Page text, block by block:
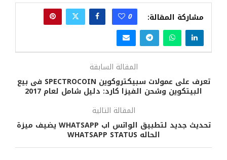
مشاركة المقالة: 0
المقالة السابقة
تعرف على عمولات سبيكتروكوين SPECTROCOIN فى بيع
البيتكوين وشحن الفيزا كارد: دليل شامل لعام 2017
المقالة التالية
تحديث جديد لتطبيق الواتس اب WHATSAPP يضيف ميزة
الحاله WHATSAPP STATUS